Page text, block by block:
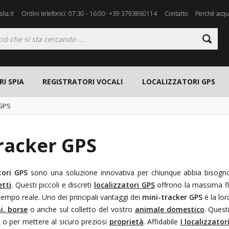
Ordini telefonici: 07:30 - 16:00- +39 3793860114 Contatto Perché
SPIA REGISTRATORI VOCALI LOCALIZZATORI GPS
GPS
GPSsono una soluzione innovativa per chiunque abbia
. Questi piccoli e discreti localizzatori GPS offrono la massima
reale. Uno dei principali vantaggi dei mini-tracker GPS è la
borseo anche sul colletto del vostro animale domestico.
o per mettere al sicuro preziosi proprietà. Affidabile I localizzatori